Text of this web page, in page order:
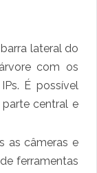
lateral do
com os
É possível
parte central e
as câmeras e
ferramentas